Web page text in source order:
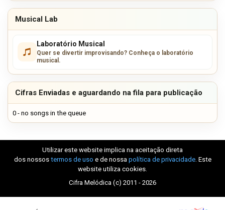
Musical Lab
Laboratório Musical
Quer se divertir improvisando? Conheça o laboratório
musical.
Cifras Enviadas e aguardando na fila para publicação
0 - no songs in the queue
Utilizar este website implica na aceitação direta
dos nossos termos de uso e de nossa política de privacidade. Este
website utiliza cookies.
Cifra Melódica (c) 2011 - 2026